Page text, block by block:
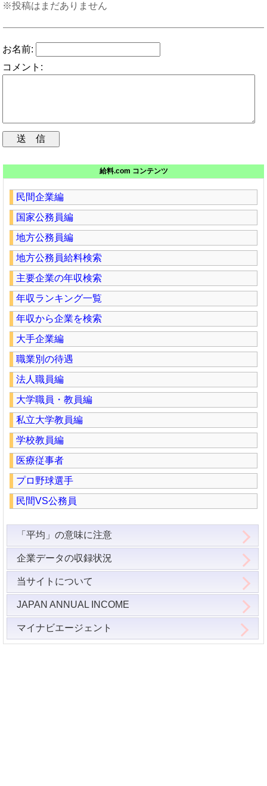
※投稿はまだありません
お名前:
コメント:
給料.com コンテンツ
民間企業編
国家公務員編
地方公務員編
地方公務員給料検索
主要企業の年収検索
年収ランキング一覧
年収から企業を検索
大手企業編
職業別の待遇
法人職員編
大学職員・教員編
私立大学教員編
学校教員編
医療従事者
プロ野球選手
民間VS公務員
「平均」の意味に注意
企業データの収録状況
当サイトについて
JAPAN ANNUAL INCOME
マイナビエージェント